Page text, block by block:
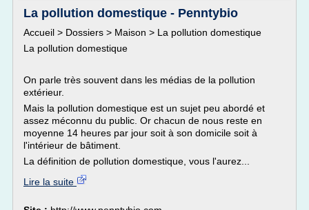
La pollution domestique - Penntybio
Accueil > Dossiers > Maison > La pollution domestique
La pollution domestique
On parle très souvent dans les médias de la pollution
extérieur.
Mais la pollution domestique est un sujet peu abordé et
assez méconnu du public. Or chacun de nous reste en
moyenne 14 heures par jour soit à son domicile soit à
l'intérieur de bâtiment.
La définition de pollution domestique, vous l'aurez...
Lire la suite